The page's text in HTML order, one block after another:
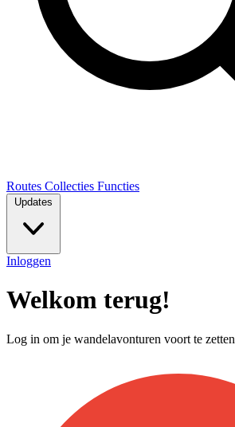
Routes Collecties Functies
Updates
Inloggen
Welkom terug!
Log in om je wandelavonturen voort te zetten